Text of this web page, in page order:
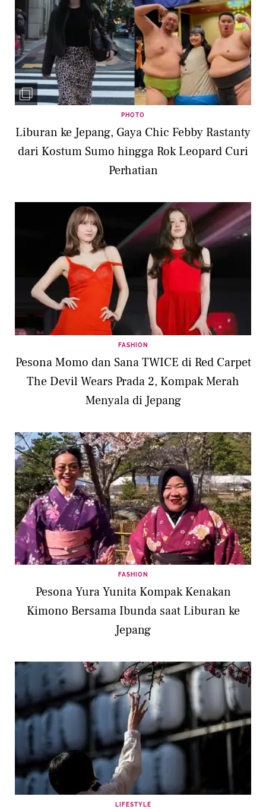
PHOTO
Liburan ke Jepang, Gaya Chic Febby Rastanty
dari Kostum Sumo hingga Rok Leopard Curi
Perhatian
FASHION
Pesona Momo dan Sana TWICE di Red Carpet
The Devil Wears Prada 2, Kompak Merah
Menyala di Jepang
FASHION
Pesona Yura Yunita Kompak Kenakan
Kimono Bersama Ibunda saat Liburan ke
Jepang
LIFESTYLE